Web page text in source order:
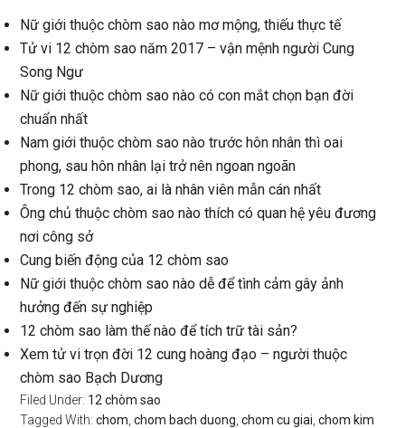
Nữ giới thuộc chòm sao nào mơ mộng, thiếu thực tế
Tử vi 12 chòm sao năm 2017 – vận mệnh người Cung
Song Ngư
Nữ giới thuộc chòm sao nào có con mắt chọn bạn đời
chuẩn nhất
Nam giới thuộc chòm sao nào trước hôn nhân thì oai
phong, sau hôn nhân lại trở nên ngoan ngoãn
Trong 12 chòm sao, ai là nhân viên mẫn cán nhất
Ông chủ thuộc chòm sao nào thích có quan hệ yêu đương
nơi công sở
Cung biến động của 12 chòm sao
Nữ giới thuộc chòm sao nào dễ để tình cảm gây ảnh
hưởng đến sự nghiệp
12 chòm sao làm thế nào để tích trữ tài sản?
Xem tử vi trọn đời 12 cung hoàng đạo – người thuộc
chòm sao Bạch Dương
Filed Under: 12 chòm sao
Tagged With:chom ,chom bach duong ,chom cu giai ,chom kim